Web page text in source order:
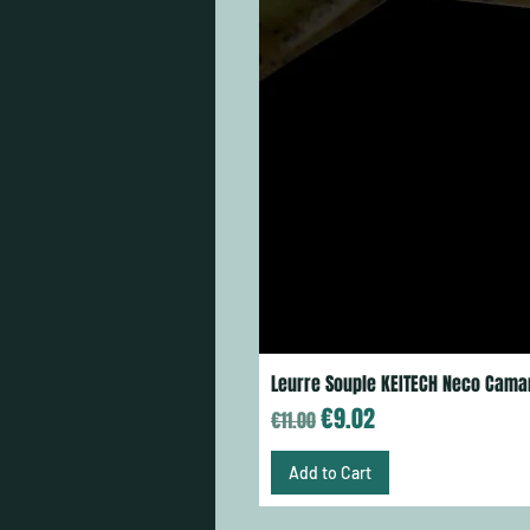
Leurre Souple KEITECH Neco
Regular Price
€11.00Sale Price
€9.02
Add to Cart